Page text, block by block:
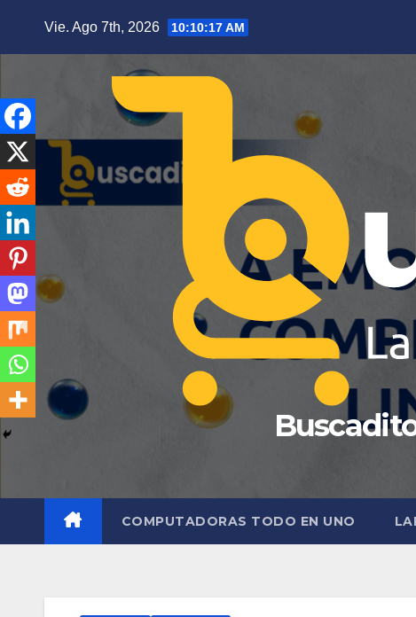
Vie. Ago 7th, 2026 10:10:19 AM
COMPUTADORAS TODO EN UNO